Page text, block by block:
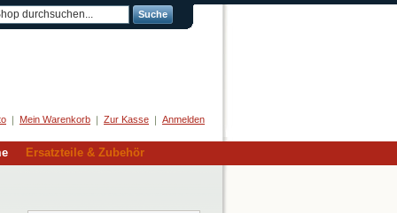
Suche
Mein Warenkorb Zur Kasse Anmelden
Ersatzteile & Zubehör